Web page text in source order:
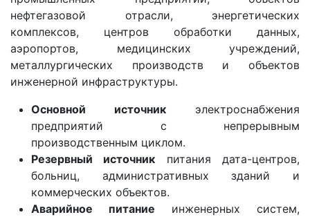
нефтегазовой отрасли, энергетических
комплексов, центров обработки данных,
аэропортов, медицинских учреждений,
металлургических производств и объектов
инженерной инфраструктуры.
Основной источник электроснабжения
предприятий с непрерывным
производственным циклом.
Резервный источник питания дата-центров,
больниц, административных зданий и
коммерческих объектов.
Аварийное питание инженерных систем,